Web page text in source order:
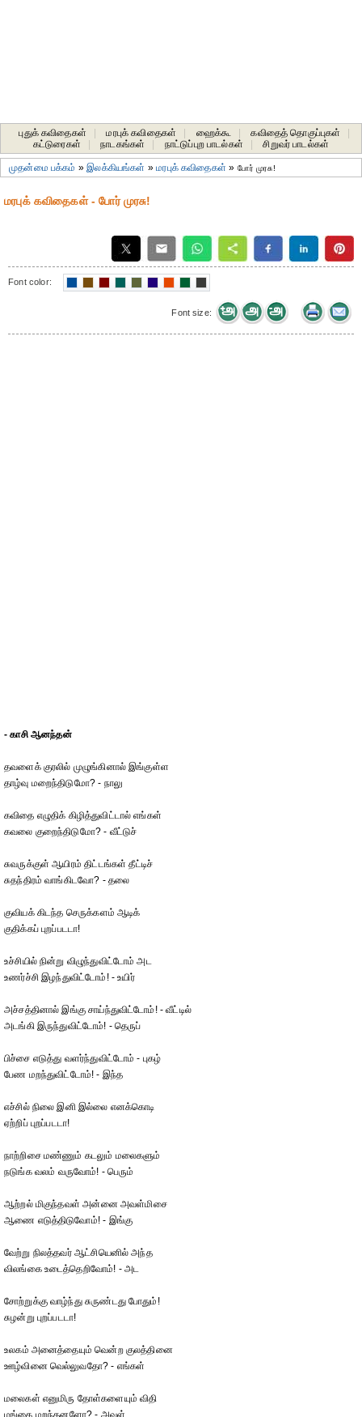
புதுக் கவிதைகள் மரபுக் கவிதைகள் ஹைக்கூ கவிதைத் தொகுப்புகள்
கட்டுரைகள்
நாடகங்கள் நாட்டுப்புற பாடல்கள் சிறுவர் பாடல்கள்
முதன்மை பக்கம் »இலக்கியங்கள் »மரபுக் கவிதைகள் » போர் முரசு!
மரபுக் கவிதைகள் - போர் முரசு!
Font color:
Font size:
- காசி ஆனந்தன்
தவளைக் குரலில் முழுங்கினால் இங்குள்ள
தாழ்வு மறைந்திடுமோ? - நாலு
கவிதை எழுதிக் கிழித்துவிட்டால் எங்கள்
கவலை குறைந்திடுமோ? - வீட்டுச்
சுவருக்குள் ஆயிரம் திட்டங்கள் தீட்டிச்
சுதந்திரம் வாங்கிடவோ? - தலை
குவியக் கிடந்த செருக்களம் ஆடிக்
குதிக்கப் புறப்படடா!
உச்சியில் நின்று விழுந்துவிட்டோம் அட
உணர்ச்சி இழந்துவிட்டோம்! - உயிர்
அச்சத்தினால் இங்கு சாய்ந்துவிட்டோம்! - வீட்டில்
அடங்கி இருந்துவிட்டோம்! - தெருப்
பிச்சை எடுத்து வளர்ந்துவிட்டோம் - புகழ்
பேண மறந்துவிட்டோம்! - இந்த
எச்சில் நிலை இனி இல்லை எனக்கொடி
ஏற்றிப் புறப்படடா!
நாற்றிசை மண்ணும் கடலும் மலைகளும்
நடுங்க வலம் வருவோம்! - பெரும்
ஆற்றல் மிகுந்தவள் அன்னை அவள்மிசை
ஆணை எடுத்திடுவோம்! - இங்கு
வேற்று நிலத்தவர் ஆட்சியெனில் அந்த
விலங்கை உடைத்தெறிவோம்! - அட
சோற்றுக்கு வாழ்ந்து சுருண்டது போதும்!
சுழன்று புறப்படடா!
உலகம் அனைத்தையும் வென்ற குலத்தினை
ஊழ்வினை வெல்லுவதோ? - எங்கள்
மலைகள் எனுமிரு தோள்களையும் விதி
மங்கை மறந்தனளோ? - அவள்